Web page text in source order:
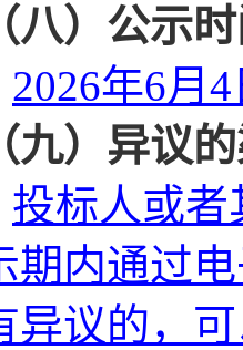
（八） 公示时
2026年6月 4
（九） 异议
投标人或
期内通过
异议的，